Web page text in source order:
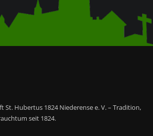
St. Hubertus 1824 Niederense e. V. – Tradition,
seit 1824.